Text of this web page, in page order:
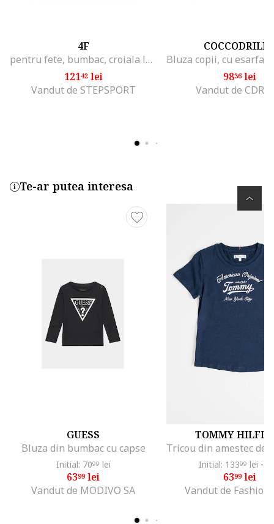
4F
pentru fete, bumbac, croiala lejera, alb, Alb
12142lei
Vandut de STEPSPORT
9836lei
Vandut de CDRL
Te-ar putea interesa
GUESS
Bluza din bumbac cu capse
Initial: 7099 lei
6399lei
Vandut de MODIVO SA
TOMMY
Initial: 13399 lei -
6399lei
Vandut de Fashion